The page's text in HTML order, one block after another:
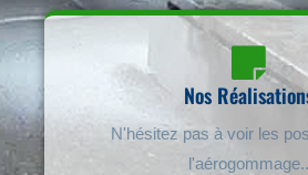
Nos
N'hésitez pas à voir les
l'aérogommage..